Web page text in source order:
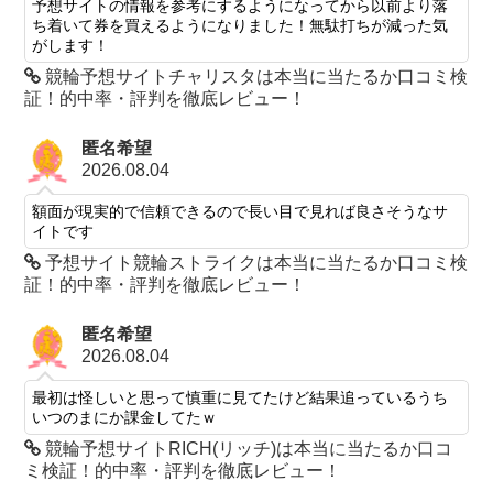
予想サイトの情報を参考にするようになってから以前より落
ち着いて券を買えるようになりました！無駄打ちが減った気
がします！
競輪予想サイトチャリスタは本当に当たるか口コミ検
証！的中率・評判を徹底レビュー！
匿名希望
2026.08.04
額面が現実的で信頼できるので長い目で見れば良さそうなサ
イトです
予想サイト競輪ストライクは本当に当たるか口コミ検
証！的中率・評判を徹底レビュー！
匿名希望
2026.08.04
最初は怪しいと思って慎重に見てたけど結果追っているうち
いつのまにか課金してたｗ
競輪予想サイトRICH(リッチ)は本当に当たるか口コ
ミ検証！的中率・評判を徹底レビュー！